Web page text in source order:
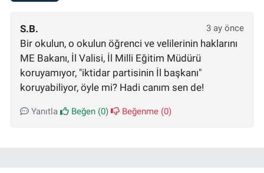
S.B. 3 ay önce
Bir okulun, o okulun öğrenci ve velilerinin haklarını
ME Bakanı, İl Valisi, İl Milli Eğitim Müdürü
koruyamıyor, "iktidar partisinin İl başkanı"
koruyabiliyor, öyle mi? Hadi canım sen de!
Yanıtla Beğen (0) Beğenme (0)